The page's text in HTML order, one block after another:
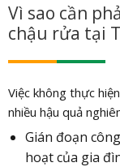
Vì sao cần
chậu rửa tại
Việc không thực
nhiều hậu quả
Gián đoạn
hoạt của gia